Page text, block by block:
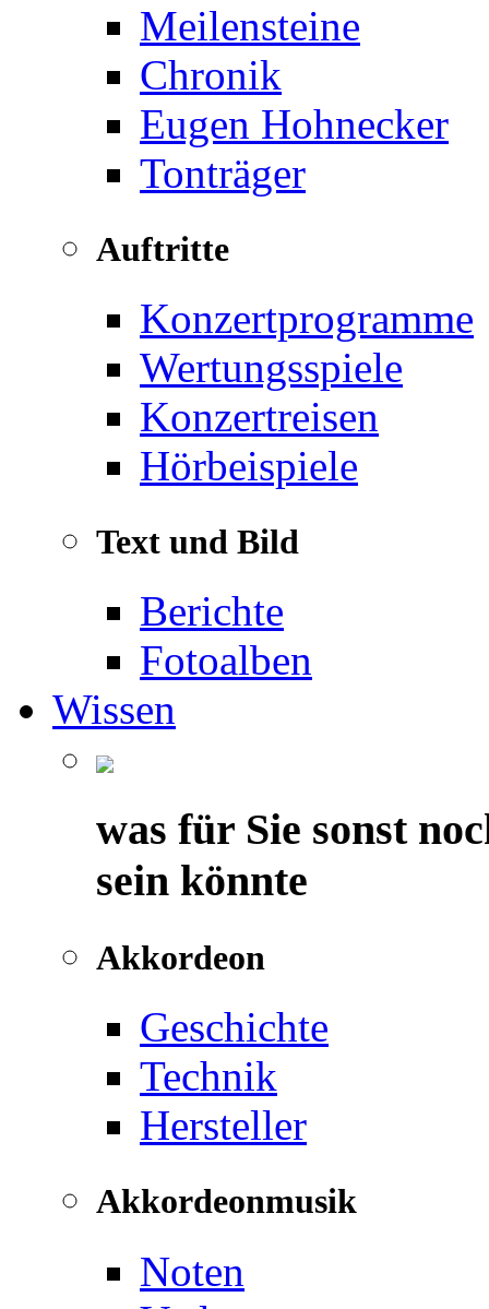
Meilensteine
Chronik
Eugen Hohnecker
Tonträger
Auftritte
Konzertprogramme
Wertungsspiele
Konzertreisen
Hörbeispiele
Text und Bild
Berichte
Fotoalben
Wissen
was für Sie sonst
sein könnte
Akkordeon
Geschichte
Technik
Hersteller
Akkordeonmusik
Noten